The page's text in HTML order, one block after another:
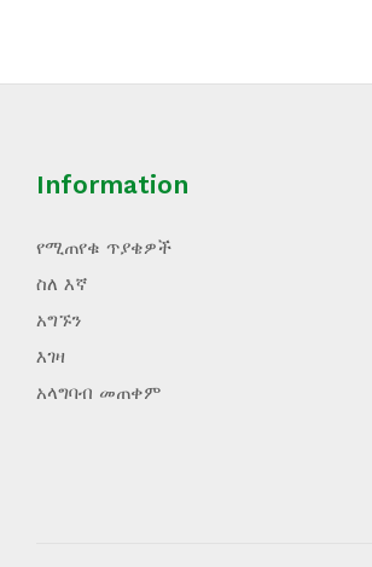
Information
የሚጠየቁ ጥያቄዎች
ስለ እኛ
አግኙን
እገዛ
አላግባብ መጠቀም